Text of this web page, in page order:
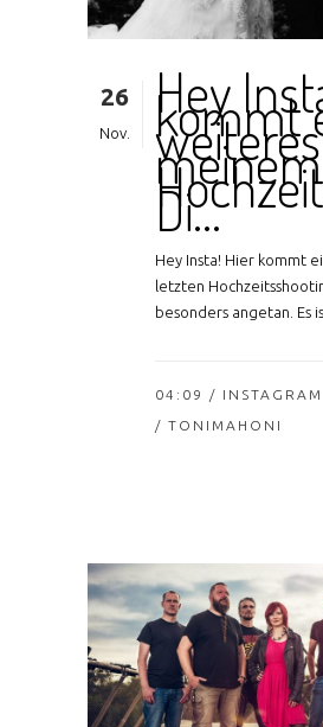
26
Nov.
Hey
kommt
Di…
Hey Insta! Hier kommt
letzten
besonders angetan. Es
04:09 / INSTAGRAM
/ TONIMAHONI